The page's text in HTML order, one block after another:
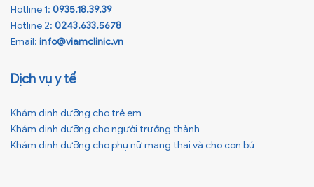
Hotline 1: 0935.18.39.39
Hotline 2: 0243.633.5678
Email: info@viamclinic.vn
Dịch vụ y tế
Khám dinh dưỡng cho trẻ em
Khám dinh dưỡng cho người trưởng thành
Khám dinh dưỡng cho phụ nữ mang thai và cho con bú